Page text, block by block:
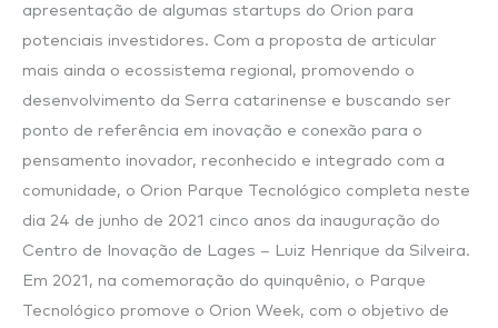
apresentação de algumas startups do Orion para
potenciais investidores. Com a proposta de articular
mais ainda o ecossistema regional, promovendo o
desenvolvimento da Serra catarinense e buscando ser
ponto de referência em inovação e conexão para o
pensamento inovador, reconhecido e integrado com a
comunidade, o Orion Parque Tecnológico completa neste
dia 24 de junho de 2021 cinco anos da inauguração do
Centro de Inovação de Lages – Luiz Henrique da Silveira.
Em 2021, na comemoração do quinquênio, o Parque
Tecnológico promove o Orion Week, com o objetivo de